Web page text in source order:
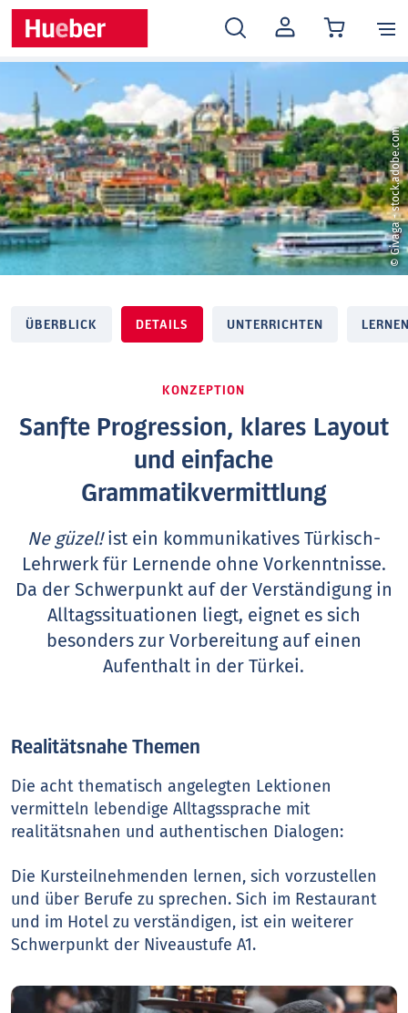
MEIN
KONTO
© Givaga - stock.adobe.com
ÜBERBLICK DETAILS UNTERRICHTEN
KONZEPTION
Sanfte Progression, klares Layout
und einfache
Grammatikvermittlung
Ne güzel!ist ein kommunikatives Türkisch-
Lehrwerk für Lernende ohne Vorkenntnisse.
Da der Schwerpunkt auf der Verständigung in
Alltagssituationen liegt, eignet es sich
besonders zur Vorbereitung auf einen
Aufenthalt in der Türkei.
Realitätsnahe Themen
Die acht thematisch angelegten Lektionen
vermitteln lebendige Alltagssprache mit
realitätsnahen und authentischen Dialogen:
Die Kursteilnehmenden lernen, sich vorzustellen
und über Berufe zu sprechen. Sich im Restaurant
und im Hotel zu verständigen, ist ein weiterer
Schwerpunkt der Niveaustufe A1.